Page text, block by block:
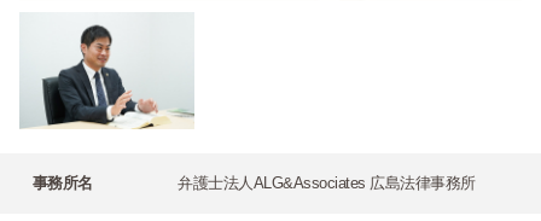
事務所名 弁護士法人ALG&Associates 広島法律事務所